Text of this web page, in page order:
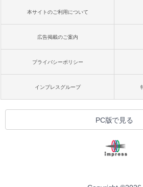
本サイトのご利用について
広告掲載のご案内
プライバシーポリシー
インプレスグループ
PC版で見る